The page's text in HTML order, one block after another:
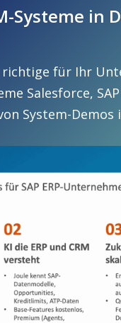
Systeme in
richtige für Ihr
Salesforce,
System-